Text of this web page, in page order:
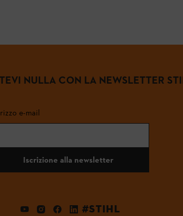
NULLA CON LA NEWSLETTER
e-mail
Iscrizione alla newsletter
#STIHL